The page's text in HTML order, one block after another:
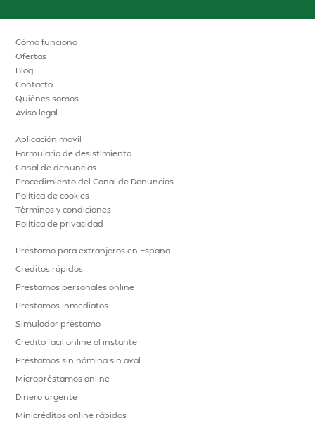
Cómo funciona
Ofertas
Blog
Contacto
Quiénes somos
Aviso legal
Aplicación movil
Formulario de desistimiento
Canal de denuncias
Procedimiento del Canal de Denuncias
Política de cookies
Términos y condiciones
Política de privacidad
Préstamo para extranjeros en España
Créditos rápidos
Préstamos personales online
Préstamos inmediatos
Simulador préstamo
Crédito fácil online al instante
Préstamos sin nómina sin aval
Micropréstamos online
Dinero urgente
Minicréditos online rápidos